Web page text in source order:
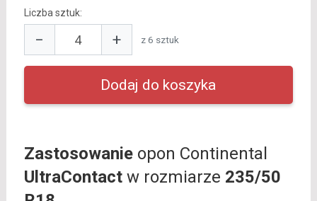
Liczba sztuk:
− + z 6 sztuk
Zastosowanieopon Continental
UltraContactw rozmiarze 235/50